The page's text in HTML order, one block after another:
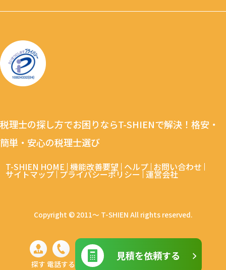
探す 電話する
見積を依頼する
税理士の探し方でお困りならT-SHIENで解決！格安・
簡単・安心の税理士選び
T-SHIEN HOME 機能改善要望 ヘルプ お問い合わせ
サイトマップ プライバシーポリシー 運営会社
Copyright © 2011～ T-SHIEN All rights reserved.